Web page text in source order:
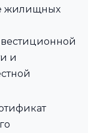
жилищных
и